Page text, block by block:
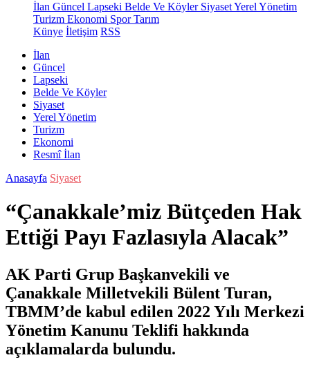
İlan Güncel Lapseki Belde Ve KöylerSiyasetYerel Yönetim
Turizm Ekonomi SporTarım
Künye İletişim RSS
İlan
Güncel
Lapseki
Belde Ve Köyler
Siyaset
Yerel Yönetim
Turizm
Ekonomi
Resmî İlan
Anasayfa Siyaset
“Çanakkale’miz Bütçeden Hak
Ettiği Payı Fazlasıyla Alacak”
AK Parti Grup Başkanvekili ve
Çanakkale Milletvekili Bülent Turan,
TBMM’de kabul edilen 2022 Yılı Merkezi
Yönetim Kanunu Teklifi hakkında
açıklamalarda bulundu.